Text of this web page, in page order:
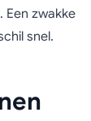
zwakke
snel.